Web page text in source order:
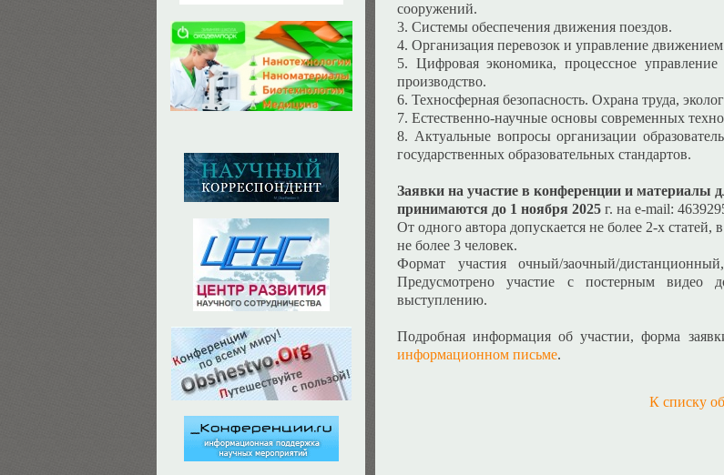
сооружений.
3. Системы обеспечения движения поездов.
4. Организация перевозок и управление
5. Цифровая экономика, процессное
производство.
6. Техносферная безопасность. Охрана труда,
7. Естественно-научные основы современных
8. Актуальные вопросы организации
государственных образовательных стандартов.
Заявки на участие в конференции и материалы
принимаются до 1 ноября 2025 г. на e-mail:
От одного автора допускается не более 2-х статей,
не более 3 человек.
Формат участия очный/заочный/
Предусмотрено участие с постерным видео
выступлению.
Подробная информация об участии, форма
информационном письме.
К списку